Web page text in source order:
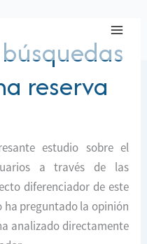
reserva
estudio sobre el
a través de las
diferenciador de este
ha preguntado la opinión
analizado directamente